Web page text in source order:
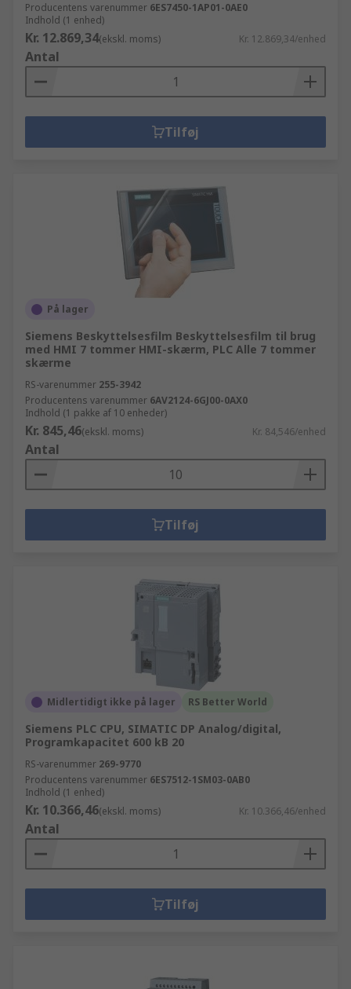
Producentens varenummer 6ES7450-1AP01-0AE0
Indhold (1 enhed)
Kr. 12.869,34(ekskl. moms) Kr. 12.869,34/enhed
Antal
Tilføj
På lager
Siemens Beskyttelsesfilm Beskyttelsesfilm til brug
med HMI 7 tommer HMI-skærm, PLC Alle 7 tommer
skærme
RS-varenummer 255-3942
Producentens varenummer 6AV2124-6GJ00-0AX0
Indhold (1 pakke af 10 enheder)
Kr. 845,46(ekskl. moms) Kr. 84,546/enhed
Antal
Tilføj
Midlertidigt ikke på lager RS Better World
Siemens PLC CPU, SIMATIC DP Analog/digital,
Programkapacitet 600 kB 20
RS-varenummer 269-9770
Producentens varenummer 6ES7512-1SM03-0AB0
Indhold (1 enhed)
Kr. 10.366,46(ekskl. moms) Kr. 10.366,46/enhed
Antal
Tilføj